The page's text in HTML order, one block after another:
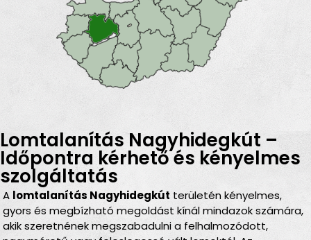
Lomtalanítás Nagyhidegkút –
Időpontra kérhető és kényelmes
szolgáltatás
A lomtalanítás Nagyhidegkút területén kényelmes,
gyors és megbízható megoldást kínál mindazok számára,
akik szeretnének megszabadulni a felhalmozódott,